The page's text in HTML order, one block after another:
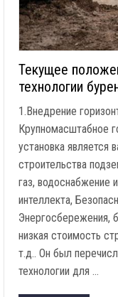
Текущее
технологии
1.Внедрение
Крупномасштабное
установка
строительства
газ, водоснабжение
интеллекта,
Энергосбережения,
низкая стоимость
т.д.. Он был
технологии для …